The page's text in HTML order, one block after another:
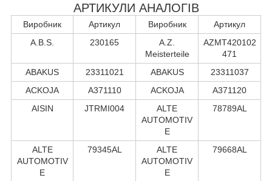
АРТИКУЛИ АНАЛОГІВ
Виробник Артикул Виробник
Артикул
A.B.S.
230165
A.Z.
Meisterteile
AZMT420102
471
ABAKUS
23311021 ABAKUS
23311037
ACKOJA
A371110 ACKOJA
A371120
AISIN
JTRMI004
ALTE
AUTOMOTIV
E
78789AL
ALTE
AUTOMOTIV
E
79345AL
ALTE
AUTOMOTIV
E
79668AL